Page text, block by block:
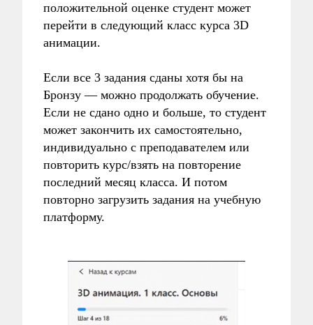
положительной оценке студент может
перейти в следующий класс курса 3D
анимации.
Если все 3 задания сданы хотя бы на
Бронзу — можно продолжать обучение.
Если не сдано одно и больше, то студент
может закончить их самостоятельно,
индивидуально с преподавателем или
повторить курс/взять на повторение
последний месяц класса. И потом
повторно загрузить задания на учебную
платформу.